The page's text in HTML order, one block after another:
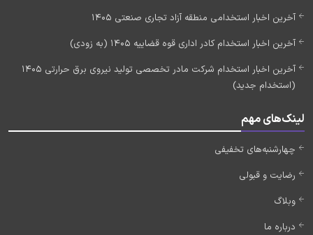
آخرین اخبار استخدامی منطقه آزاد تجاری صنعتی 1405
آخرین اخبار استخدام کادر اداری قوه قضاییه 1405 (به زودی)
آخرین اخبار استخدام شرکت مادر تخصصی تولید نیروی برق حرارتی 1405
(استخدام جدید)
لینک‌های مهم
چهارشنبه‌های تخفیفی
رضایت و قبولی
وبلاگ
درباره ما